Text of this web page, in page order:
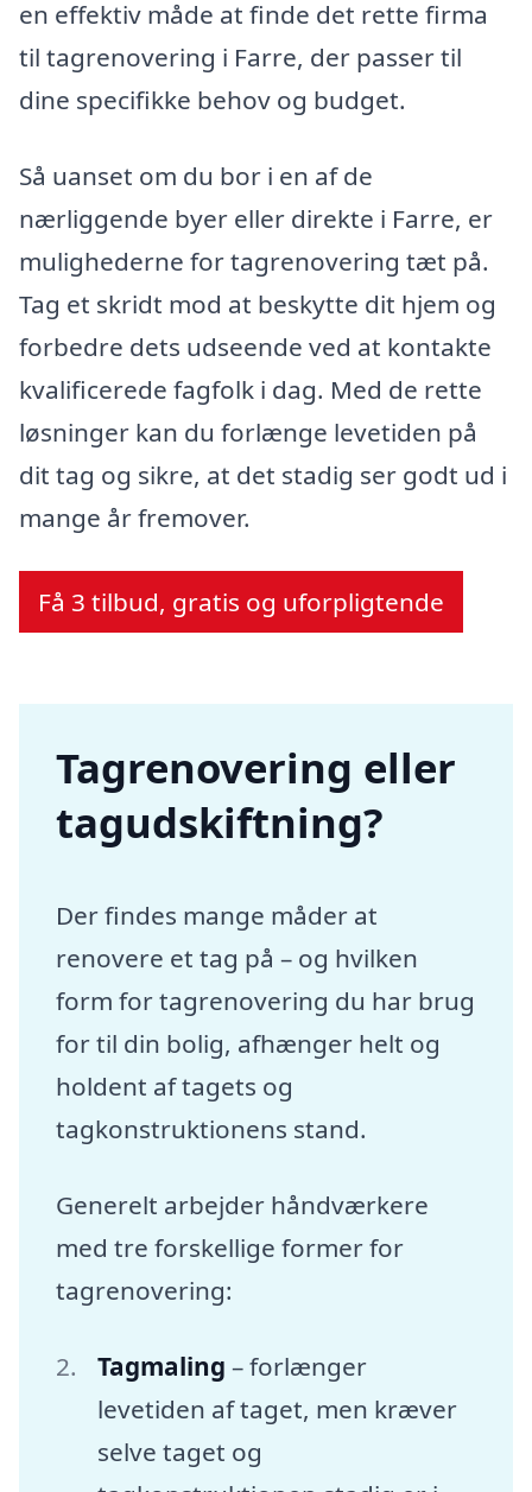
en effektiv måde at finde det rette firma
til tagrenovering i Farre, der passer til
dine specifikke behov og budget.
Så uanset om du bor i en af de
nærliggende byer eller direkte i Farre, er
mulighederne for tagrenovering tæt på.
Tag et skridt mod at beskytte dit hjem og
forbedre dets udseende ved at kontakte
kvalificerede fagfolk i dag. Med de rette
løsninger kan du forlænge levetiden på
dit tag og sikre, at det stadig ser godt ud i
mange år fremover.
Få 3 tilbud, gratis og uforpligtende
Tagrenovering eller
tagudskiftning?
Der findes mange måder at
renovere et tag på – og hvilken
form for tagrenovering du har brug
for til din bolig, afhænger helt og
holdent af tagets og
tagkonstruktionens stand.
Generelt arbejder håndværkere
med tre forskellige former for
tagrenovering:
Tagmaling – forlænger
levetiden af taget, men kræver
selve taget og